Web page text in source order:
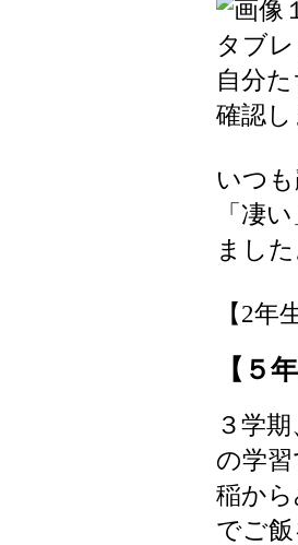
タブ
自分
確認し
いつ
「凄
ました
【2年
【５
３学
の学習
稲か
でご